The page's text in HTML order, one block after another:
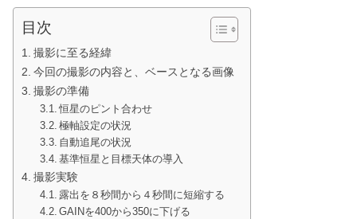
目次
撮影に至る経緯
今回の撮影の内容と、ベースとなる画像
撮影の準備
恒星のピント合わせ
極軸設定の状況
自動追尾の状況
基準恒星と目標天体の導入
撮影実験
露出を８秒間から４秒間に短縮する
GAINを400から350に下げる